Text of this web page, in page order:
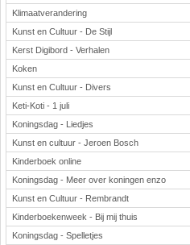
Klimaatverandering
Kunst en Cultuur - De Stijl
Kerst Digibord - Verhalen
Koken
Kunst en Cultuur - Divers
Keti-Koti - 1 juli
Koningsdag - Liedjes
Kunst en cultuur - Jeroen Bosch
Kinderboek online
Koningsdag - Meer over koningen enzo
Kunst en Cultuur - Rembrandt
Kinderboekenweek - Bij mij thuis
Koningsdag - Spelletjes